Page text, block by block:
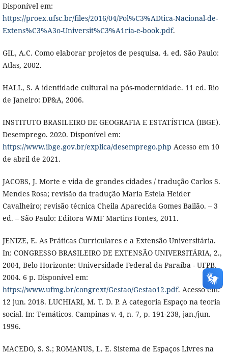
Disponível em:
https://proex.ufsc.br/files/2016/04/Pol%C3%ADtica-Nacional-de-
Extens%C3%A3o-Universit%C3%A1ria-e-book.pdf.
GIL, A.C. Como elaborar projetos de pesquisa. 4. ed. São Paulo:
Atlas, 2002.
HALL, S. A identidade cultural na pós-modernidade. 11 ed. Rio
de Janeiro: DP&A, 2006.
INSTITUTO BRASILEIRO DE GEOGRAFIA E ESTATÍSTICA (IBGE).
Desemprego. 2020. Disponível em:
https://www.ibge.gov.br/explica/desemprego.php Acesso em 10
de abril de 2021.
JACOBS, J. Morte e vida de grandes cidades / tradução Carlos S.
Mendes Rosa; revisão da tradução Maria Estela Heider
Cavalheiro; revisão técnica Cheila Aparecida Gomes Bailão. – 3
ed. – São Paulo: Editora WMF Martins Fontes, 2011.
JENIZE, E. As Práticas Curriculares e a Extensão Universitária.
In: CONGRESSO BRASILEIRO DE EXTENSÃO UNIVERSITÁRIA, 2.,
2004, Belo Horizonte: Universidade Federal da Paraíba - UFPB,
2004. 6 p. Disponível em:
https://www.ufmg.br/congrext/Gestao/Gestao12.pdf. Acesso em:
12 jun. 2018. LUCHIARI, M. T. D. P. A categoria Espaço na teoria
social. In: Temáticos. Campinas v. 4, n. 7, p. 191-238, jan./jun.
1996.
MACEDO, S. S.; ROMANUS, L. E. Sistema de Espaços Livres na